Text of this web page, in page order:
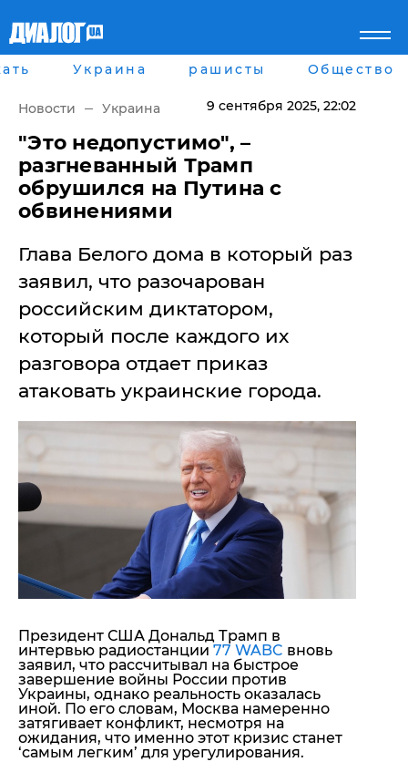
Главная
рассея
Мир
Беларусь
Военное обозрение
Наука и Техника
Экономика
Блоги
Шоу-биз
Здоровье
Спорт
Культура
Города
Киев
Харьков
Днепр
Львов
Крыму
"ДНР"
Оккупация Крыма
Новости Крыма
Донбасс
Армия Украины
Помощь проекту
Стиль Диалога
Шоу-биз
Культура
Общество
Авторское
Мнение
Блоги
ИноСМИ
Украина рашисты Общество
Новости Украина 9 сентября 2025, 22:02
"Это недопустимо", –
разгневанный Трамп
обрушился на Путина с
обвинениями
Глава Белого дома в который раз
заявил, что разочарован
российским диктатором,
который после каждого их
разговора отдает приказ
атаковать украинские города.
Президент США Дональд Трамп в
интервью радиостанции 77 WABC вновь
заявил, что рассчитывал на быстрое
завершение войны России против
Украины, однако реальность оказалась
иной. По его словам, Москва намеренно
затягивает конфликт, несмотря на
ожидания, что именно этот кризис станет
‘самым легким’ для урегулирования.